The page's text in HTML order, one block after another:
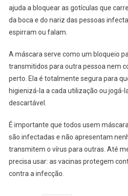
ajuda a bloquear as gotículas que
da boca e do nariz das pessoas
espirram ou falam.
A máscara serve como um bloqueio
transmitidos para outra pessoa nem
perto. Ela é totalmente segura para
higienizá-la a cada utilização ou jogá-
descartável.
É importante que todos usem
são infectadas e não apresentam
transmitem o vírus para outras. Até
precisa usar: as vacinas protegem
contra a infecção.